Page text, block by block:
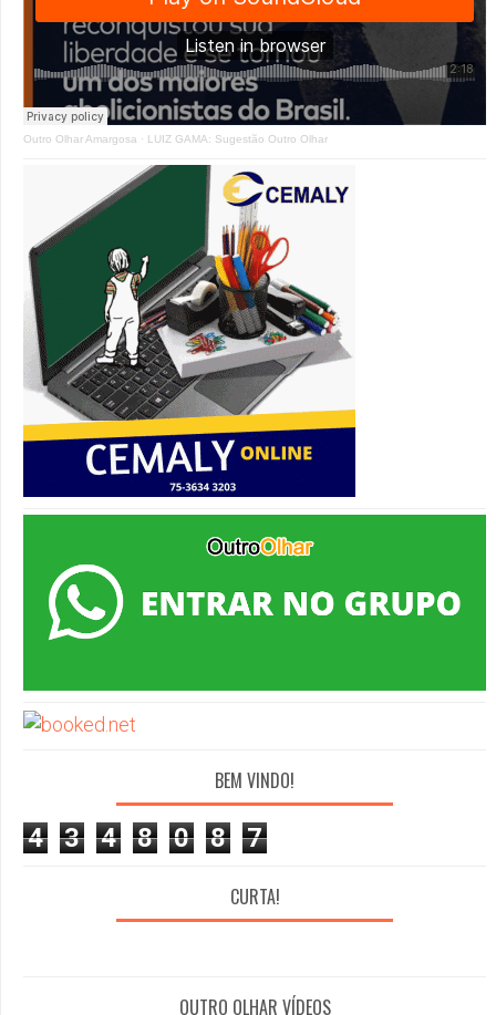
Outro Olhar Amargosa · LUIZ GAMA: Sugestão Outro Olhar
BEM VINDO!
4 3 4 8 0 8 7
CURTA!
OUTRO OLHAR VÍDEOS